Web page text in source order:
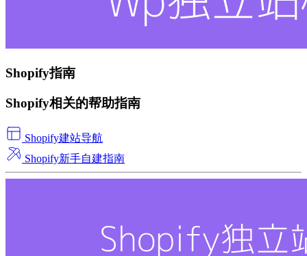
Shopify指南
Shopify相关的帮助指南
Shopify建站导航
Shopify新手自建指南